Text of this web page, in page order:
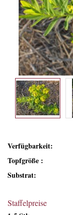
Verfügbarkeit:
Topfgröße :
Substrat:
Staffelpreise